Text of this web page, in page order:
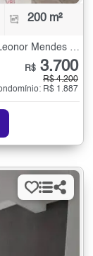
200 m²
Condomínio Fechado para Alugar no Jardim Leonor Mendes de Barros com 3 quartos - 200 m²
R$ 3.700
R$ 4.200
R$ 1.887